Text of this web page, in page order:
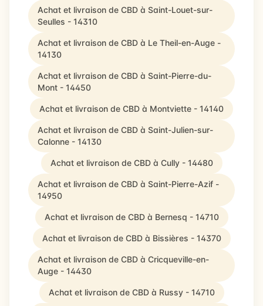
Achat et livraison de CBD à Saint-Louet-sur-
Seulles - 14310
Achat et livraison de CBD à Le Theil-en-Auge -
14130
Achat et livraison de CBD à Saint-Pierre-du-
Mont - 14450
Achat et livraison de CBD à Montviette - 14140
Achat et livraison de CBD à Saint-Julien-sur-
Calonne - 14130
Achat et livraison de CBD à Cully - 14480
Achat et livraison de CBD à Saint-Pierre-Azif -
14950
Achat et livraison de CBD à Bernesq - 14710
Achat et livraison de CBD à Bissières - 14370
Achat et livraison de CBD à Cricqueville-en-
Auge - 14430
Achat et livraison de CBD à Russy - 14710